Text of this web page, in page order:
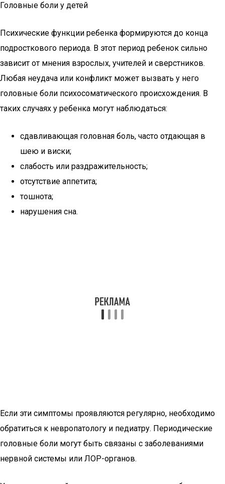
Головные боли у детей
Психические функции ребенка формируются до конца
подросткового периода. В этот период ребенок сильно
зависит от мнения взрослых, учителей и сверстников.
Любая неудача или конфликт может вызвать у него
головные боли психосоматического происхождения. В
таких случаях у ребенка могут наблюдаться:
сдавливающая головная боль, часто отдающая в
шею и виски;
слабость или раздражительность;
отсутствие аппетита;
тошнота;
нарушения сна.
Если эти симптомы проявляются регулярно, необходимо
обратиться к невропатологу и педиатру. Периодические
головные боли могут быть связаны с заболеваниями
нервной системы или ЛОР-органов.